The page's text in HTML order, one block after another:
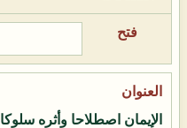
الإيمان اصطلاحا وأثره سلوكا